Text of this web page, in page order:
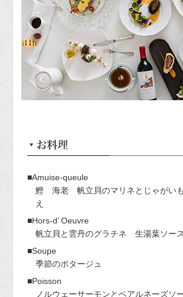
■Amuise-queule
鰹 海老 帆立貝のマリネとじゃがい
え
■Hors-d’ Oeuvre
帆立貝と雲丹のグラチネ 生湯葉ソー
■Soupe
季節のポタージュ
■Poisson
ノルウェーサーモンとベアルネーズソ